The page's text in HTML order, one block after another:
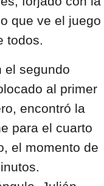
que ve el juego
todos.
el segundo
al primer
encontró la
para el cuarto
el momento de